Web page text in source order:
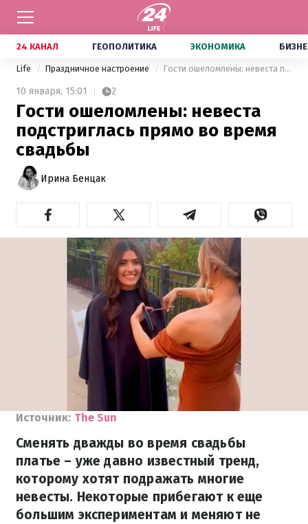
24 КАНАЛ ГЕОПОЛИТИКА ЭКОНОМИКА
Life Праздничное настроение Гости ошеломлены: невеста подстриглась прямо во время свадьбы
10 января, 15:01 2
Гости ошеломлены: невеста
подстриглась прямо во время
свадьбы
Ирина Бенцак
Источник: The Sun
Сменять дважды во время свадьбы
платье – уже давно известный тренд,
которому хотят подражать многие
невесты. Некоторые прибегают к еще
большим экспериментам и меняют не